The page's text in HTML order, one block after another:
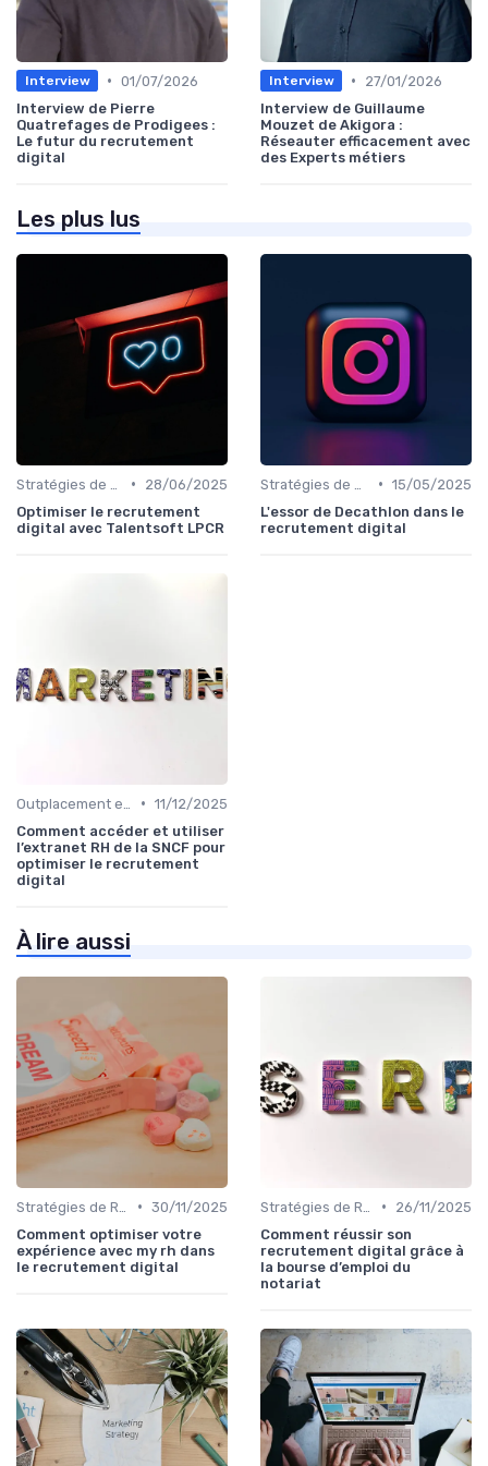
Interview • 01/07/2026
Interview de Pierre
Quatrefages de Prodigees :
Le futur du recrutement
digital
Interview •
27/01/2026
Interview de Guillaume
Mouzet de Akigora :
Réseauter efficacement avec
des Experts métiers
Les plus lus
•
28/06/2025
Optimiser le recrutement
digital avec Talentsoft LPCR
• 15/05/2025
L'essor de Decathlon dans le
recrutement digital
• 11/12/2025
Comment accéder et utiliser
l’extranet RH de la SNCF pour
optimiser le recrutement
digital
À lire aussi
• 30/11/2025
Comment optimiser votre
expérience avec my rh dans
le recrutement digital
•
26/11/2025
Comment réussir son
recrutement digital grâce à
la bourse d’emploi du
notariat